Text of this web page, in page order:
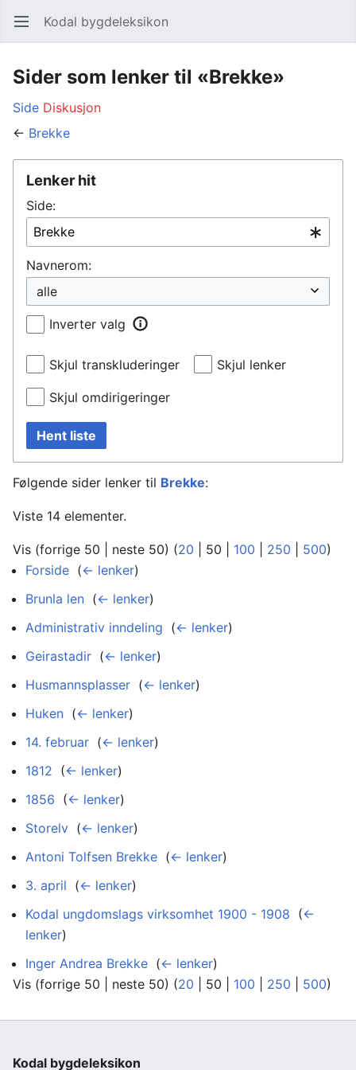
Åpne hovedmenyen Kodal bygdeleksikon
Sider som lenker til «Brekke»
Side Diskusjon
← Brekke
Lenker hit
Side:
Navnerom:
Inverter valg
Skjul transkluderinger Skjul lenker
Skjul omdirigeringer
Hent liste
Følgende sider lenker til Brekke:
Viste 14 elementer.
Vis (forrige 50 neste 50) (20 50 100 250 500)
Forside (← lenker)
Brunla len (← lenker)
Administrativ inndeling (← lenker)
Geirastadir (← lenker)
Husmannsplasser (← lenker)
Huken (← lenker)
14. februar (← lenker)
1812 (← lenker)
1856 (← lenker)
Storelv (← lenker)
Antoni Tolfsen Brekke (← lenker)
3. april (← lenker)
Kodal ungdomslags virksomhet 1900 - 1908 (←
lenker)
Inger Andrea Brekke (← lenker)
Vis (forrige 50 neste 50) (20 50 100 250 500)
Kodal bygdeleksikon